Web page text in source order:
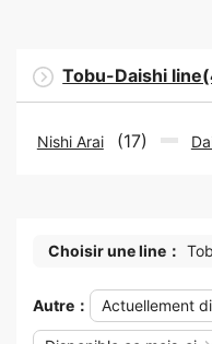
Tobu-Daishi
Nishi Arai (17)
Choisir une line：
Autre： Actuellement